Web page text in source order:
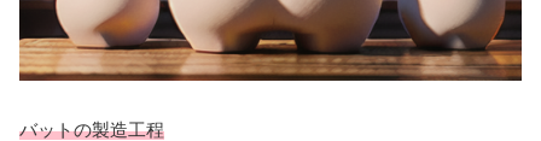
バットの製造工程